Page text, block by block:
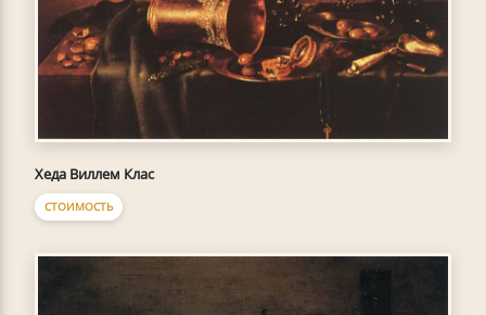
Хеда Виллем Клас
СТОИМОСТЬ